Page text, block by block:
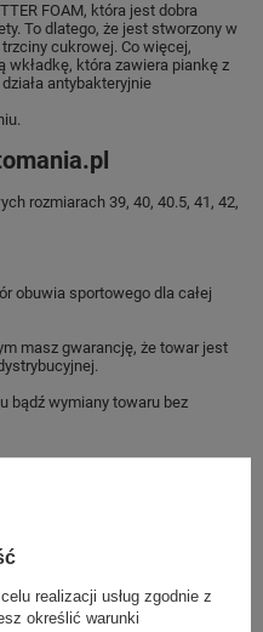
FOAM, która jest dobra
To dlatego, że jest stworzony w
cukrowej. Co więcej,
która zawiera piankę z
antybakteryjnie
rozmiarach 39, 40, 40.5, 41, 42,
obuwia sportowego dla całej
masz gwarancję, że towar jest
bądź wymiany towaru bez
392326 22
skóra ekologiczna
realizacji usług zgodnie z
określić warunki